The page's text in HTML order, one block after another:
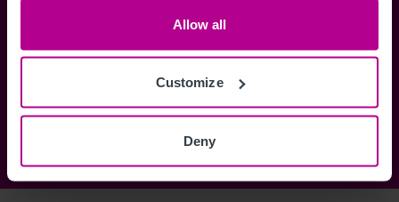
Allow all
Customize
Deny
Connectez-vous maintenant